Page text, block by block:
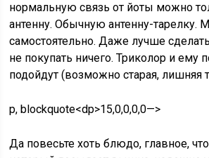
нормальную связь от йоты можно
антенну. Обычную антенну-тарелку.
самостоятельно. Даже лучше
не покупать ничего. Триколор и ему
подойдут (возможно старая, лишняя
p, blockquote<dp>15,0,0,0,0—>
Да повесьте хоть блюдо, главное,